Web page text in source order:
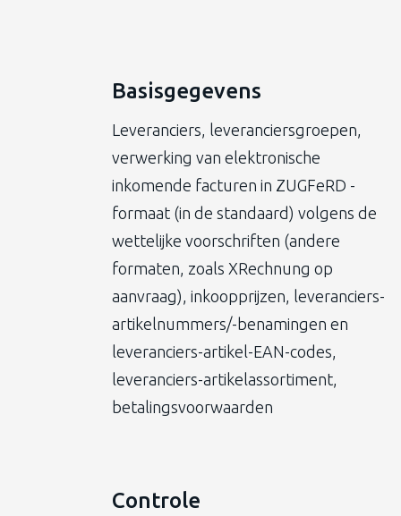
Basisgegevens
Leveranciers, leveranciersgroepen,
verwerking van elektronische
inkomende facturen in ZUGFeRD -
formaat (in de standaard) volgens de
wettelijke voorschriften (andere
formaten, zoals XRechnung op
aanvraag), inkoopprijzen, leveranciers-
artikelnummers/-benamingen en
leveranciers-artikel-EAN-codes,
leveranciers-artikelassortiment,
betalingsvoorwaarden
Controle